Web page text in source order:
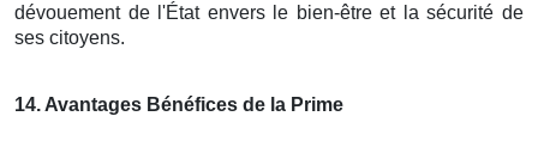
dévouement de l'État envers le bien-être et la sécurité de
ses citoyens.
14. Avantages Bénéfices de la Prime